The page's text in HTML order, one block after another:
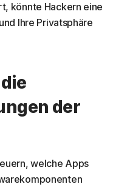
könnte Hackern eine
Ihre Privatsphäre
der
welche Apps